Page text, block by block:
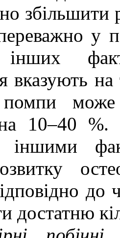
збільшити
у
інших
вказують на
помпи може
10‒40
іншими
до
достатню